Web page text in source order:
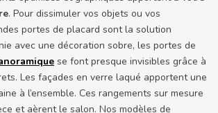
. Pour dissimuler vos objets ou vos
portes de placard sont la solution
avec une décoration sobre, les portes de
se font presque invisibles grâce à
Les façades en verre laqué apportent une
à l’ensemble. Ces rangements sur mesure
et aèrent le salon. Nos modèles de